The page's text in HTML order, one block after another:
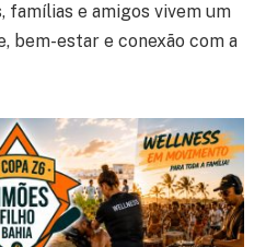
famílias e amigos vivem um
bem-estar e conexão com a